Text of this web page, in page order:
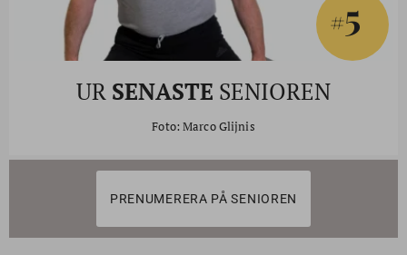
#5
UR SENASTE SENIOREN
Foto: Marco Glijnis
PRENUMERERA PÅ SENIOREN